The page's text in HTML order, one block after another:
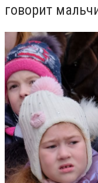
говорит